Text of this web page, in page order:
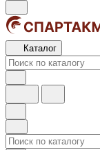
Каталог